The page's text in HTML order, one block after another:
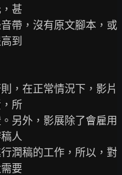
甚
帶，沒有原文腳本，或
到
，在正常情況下，影片
所
另外，影展除了會雇用
人
潤稿的工作，所以，對
要